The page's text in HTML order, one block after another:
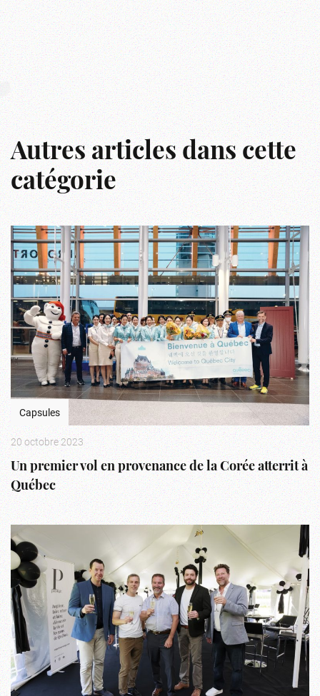
Autres articles dans cette
catégorie
Capsules
20 octobre 2023
Un premier vol en provenance de la Corée atterrit à
Québec